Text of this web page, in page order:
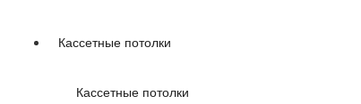
Кассетные потолки
Кассетные потолки